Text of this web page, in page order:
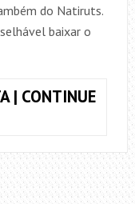
do Natiruts.
baixar o
| CONTINUE